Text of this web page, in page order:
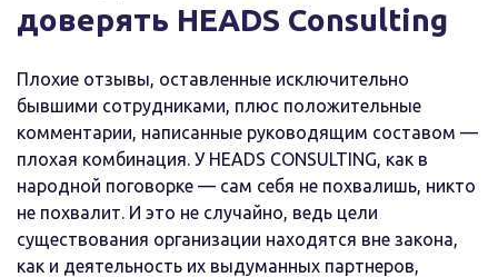
доверять HEADS Consulting
Плохие отзывы, оставленные исключительно
бывшими сотрудниками, плюс положительные
комментарии, написанные руководящим составом —
плохая комбинация. У HEADS CONSULTING, как в
народной поговорке — сам себя не похвалишь, никто
не похвалит. И это не случайно, ведь цели
существования организации находятся вне закона,
как и деятельность их выдуманных партнеров,